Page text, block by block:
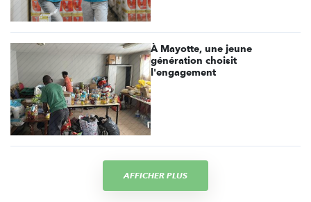
À Mayotte, une jeune
génération choisit
l'engagement
AFFICHER PLUS